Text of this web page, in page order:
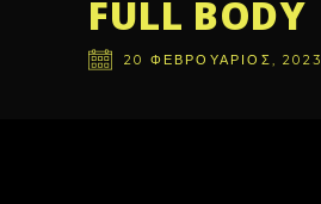
FULL BODY
20 ΦΕΒΡΟΥΆΡΙΟΣ,2023